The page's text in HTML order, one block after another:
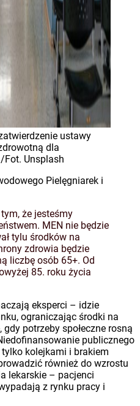
ustawy
dla
Fot. Unsplash
Pielęgniarek i
że jesteśmy
MEN nie będzie
tylu środków na
zdrowia będzie
liczbę osób 65+. Od
85. roku życia
eksperci – idzie
ograniczając środki na
potrzeby społeczne rosną
publicznego
kolejkami i brakiem
również do wzrostu
lekarskie – pacjenci
z rynku pracy i